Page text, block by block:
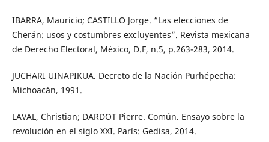
IBARRA, Mauricio; CASTILLO Jorge. “Las elecciones de
Cherán: usos y costumbres excluyentes”. Revista mexicana
de Derecho Electoral, México, D.F, n.5, p.263-283, 2014.
JUCHARI UINAPIKUA. Decreto de la Nación Purhépecha:
Michoacán, 1991.
LAVAL, Christian; DARDOT Pierre. Común. Ensayo sobre la
revolución en el siglo XXI. París: Gedisa, 2014.